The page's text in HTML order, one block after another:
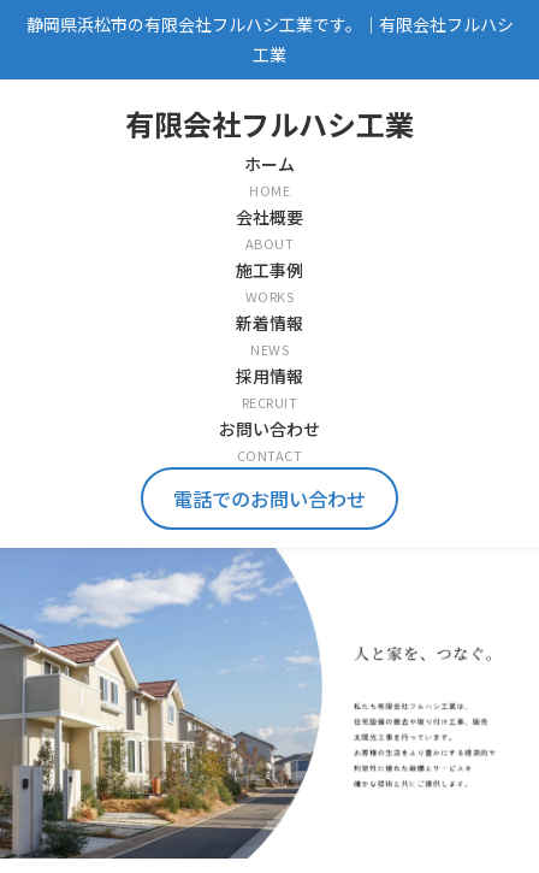
静岡県浜松市の有限会社フルハシ工業です。｜有限会社フルハシ
工業
有限会社フルハシ工業
ホーム
HOME
会社概要
ABOUT
施工事例
WORKS
新着情報
NEWS
採用情報
RECRUIT
お問い合わせ
CONTACT
電話でのお問い合わせ